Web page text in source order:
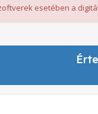
esetében a